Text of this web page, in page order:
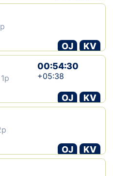
OJ
KV
00:54:30
+05:38
OJ
KV
OJ
KV